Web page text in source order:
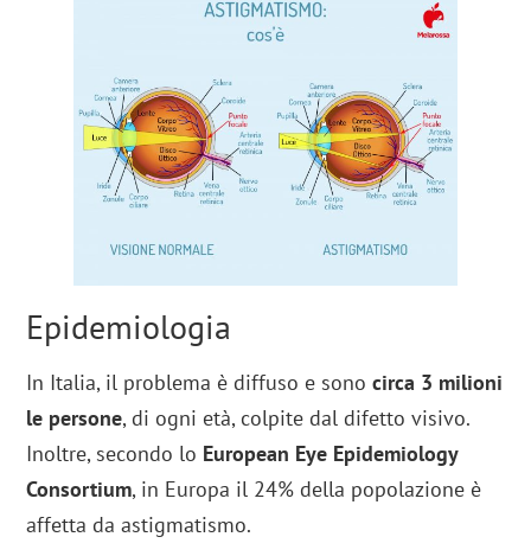
Epidemiologia
In Italia, il problema è diffuso e sono circa 3 milioni
le persone, di ogni età, colpite dal difetto visivo.
Inoltre, secondo lo European Eye Epidemiology
Consortium, in Europa il 24% della popolazione è
affetta da astigmatismo.